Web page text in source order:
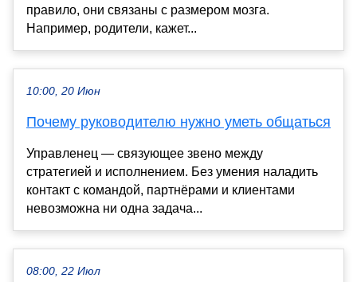
правило, они связаны с размером мозга.
Например, родители, кажет...
10:00, 20 Июн
Почему руководителю нужно уметь общаться
Управленец — связующее звено между
стратегией и исполнением. Без умения наладить
контакт с командой, партнёрами и клиентами
невозможна ни одна задача...
08:00, 22 Июл